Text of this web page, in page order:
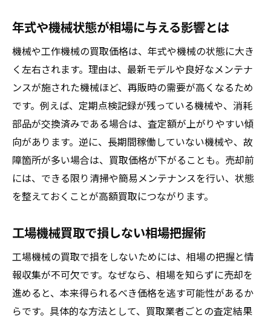
年式や機械状態が相場に与える影響とは
機械や工作機械の買取価格は、年式や機械の状態に大き
く左右されます。理由は、最新モデルや良好なメンテナ
ンスが施された機械ほど、再販時の需要が高くなるため
です。例えば、定期点検記録が残っている機械や、消耗
部品が交換済みである場合は、査定額が上がりやすい傾
向があります。逆に、長期間稼働していない機械や、故
障箇所が多い場合は、買取価格が下がることも。売却前
には、できる限り清掃や簡易メンテナンスを行い、状態
を整えておくことが高額買取につながります。
工場機械買取で損しない相場把握術
工場機械の買取で損をしないためには、相場の把握と情
報収集が不可欠です。なぜなら、相場を知らずに売却を
進めると、本来得られるべき価格を逃す可能性があるか
らです。具体的な方法として、買取業者ごとの査定結果